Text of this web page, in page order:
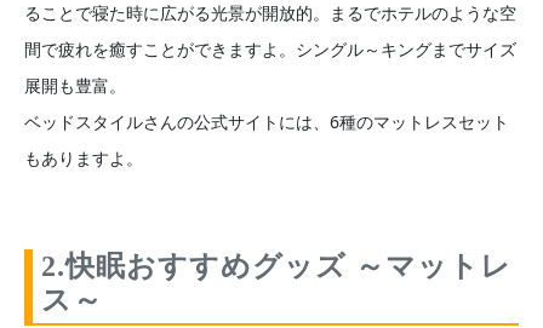
ることで寝た時に広がる光景が開放的。まるでホテルのような空
間で疲れを癒すことができますよ。シングル～キングまでサイズ
展開も豊富。
ベッドスタイルさんの公式サイトには、6種のマットレスセット
もありますよ。
2.快眠おすすめグッズ ～マットレ
ス～